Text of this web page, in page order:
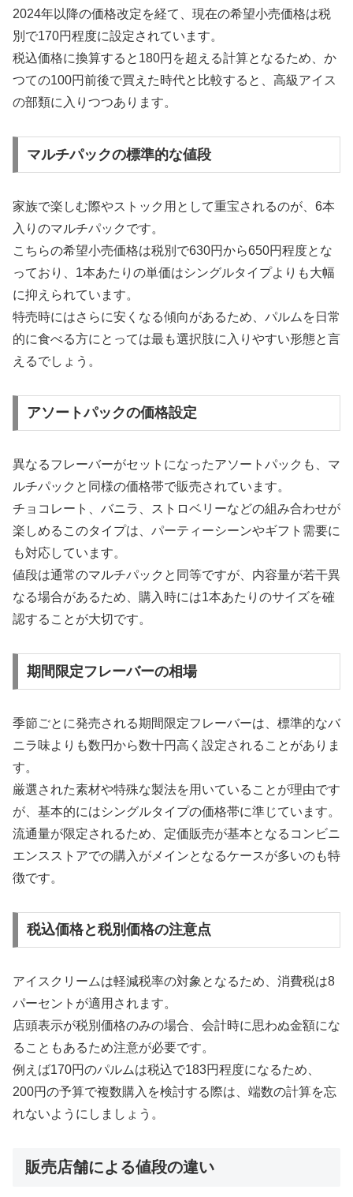
2024年以降の価格改定を経て、現在の希望小売価格は税
別で170円程度に設定されています。
税込価格に換算すると180円を超える計算となるため、か
つての100円前後で買えた時代と比較すると、高級アイス
の部類に入りつつあります。
マルチパックの標準的な値段
家族で楽しむ際やストック用として重宝されるのが、6本
入りのマルチパックです。
こちらの希望小売価格は税別で630円から650円程度とな
っており、1本あたりの単価はシングルタイプよりも大幅
に抑えられています。
特売時にはさらに安くなる傾向があるため、パルムを日常
的に食べる方にとっては最も選択肢に入りやすい形態と言
えるでしょう。
アソートパックの価格設定
異なるフレーバーがセットになったアソートパックも、マ
ルチパックと同様の価格帯で販売されています。
チョコレート、バニラ、ストロベリーなどの組み合わせが
楽しめるこのタイプは、パーティーシーンやギフト需要に
も対応しています。
値段は通常のマルチパックと同等ですが、内容量が若干異
なる場合があるため、購入時には1本あたりのサイズを確
認することが大切です。
期間限定フレーバーの相場
季節ごとに発売される期間限定フレーバーは、標準的なバ
ニラ味よりも数円から数十円高く設定されることがありま
す。
厳選された素材や特殊な製法を用いていることが理由です
が、基本的にはシングルタイプの価格帯に準じています。
流通量が限定されるため、定価販売が基本となるコンビニ
エンスストアでの購入がメインとなるケースが多いのも特
徴です。
税込価格と税別価格の注意点
アイスクリームは軽減税率の対象となるため、消費税は8
パーセントが適用されます。
店頭表示が税別価格のみの場合、会計時に思わぬ金額にな
ることもあるため注意が必要です。
例えば170円のパルムは税込で183円程度になるため、
200円の予算で複数購入を検討する際は、端数の計算を忘
れないようにしましょう。
販売店舗による値段の違い